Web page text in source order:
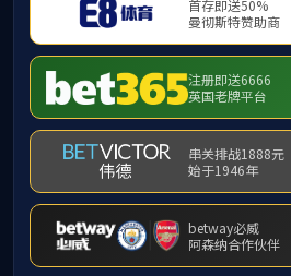
提示：访问地址无效，缺
首页 关